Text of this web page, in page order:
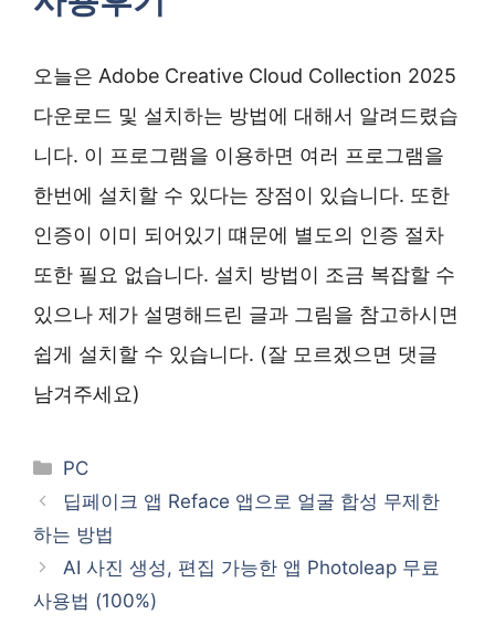
오늘은 Adobe Creative Cloud Collection 2025
다운로드 및 설치하는 방법에 대해서 알려드렸습
니다. 이 프로그램을 이용하면 여러 프로그램을
한번에 설치할 수 있다는 장점이 있습니다. 또한
인증이 이미 되어있기 떄문에 별도의 인증 절차
또한 필요 없습니다. 설치 방법이 조금 복잡할 수
있으나 제가 설명해드린 글과 그림을 참고하시면
쉽게 설치할 수 있습니다. (잘 모르겠으면 댓글
남겨주세요)
카
테
리
PC
딥페이크 앱 Reface 앱으로 얼굴 합성 무제한
하는 방법
AI 사진 생성, 편집 가능한 앱 Photoleap 무료
사용법 (100%)